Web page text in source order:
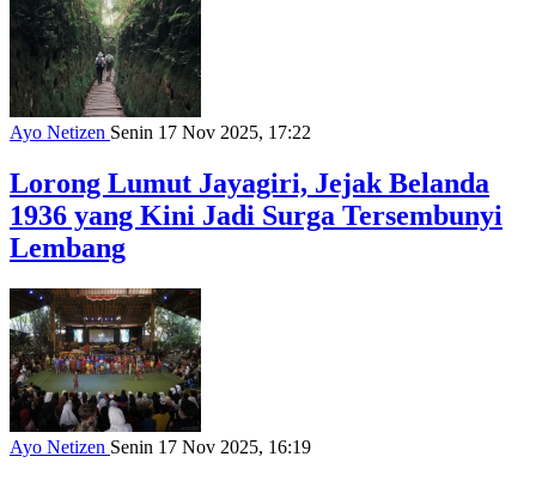
Ayo Netizen Senin 17 Nov 2025, 17:22
Lorong Lumut Jayagiri, Jejak Belanda
1936 yang Kini Jadi Surga Tersembunyi
Lembang
Ayo Netizen Senin 17 Nov 2025, 16:19